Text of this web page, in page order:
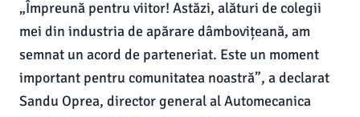
„Împreună pentru viitor! Astăzi, alături de colegii
mei din industria de apărare dâmbovițeană, am
semnat un acord de parteneriat. Este un moment
important pentru comunitatea noastră”, a declarat
Sandu Oprea, director general al Automecanica